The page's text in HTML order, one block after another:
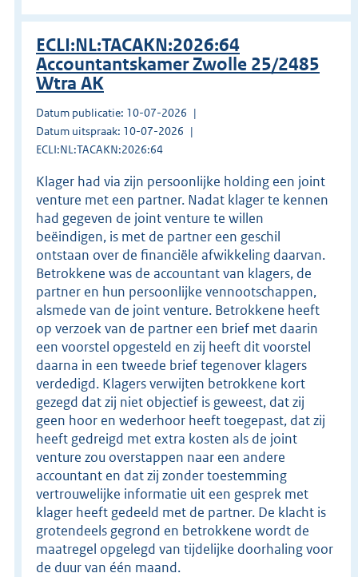
ECLI:NL:TACAKN:2026:64
Accountantskamer Zwolle 25/2485
Wtra AK
Datum publicatie: 10-07-2026
Datum uitspraak: 10-07-2026
ECLI:NL:TACAKN:2026:64
Klager had via zijn persoonlijke holding een joint
venture met een partner. Nadat klager te kennen
had gegeven de joint venture te willen
beëindigen, is met de partner een geschil
ontstaan over de financiële afwikkeling daarvan.
Betrokkene was de accountant van klagers, de
partner en hun persoonlijke vennootschappen,
alsmede van de joint venture. Betrokkene heeft
op verzoek van de partner een brief met daarin
een voorstel opgesteld en zij heeft dit voorstel
daarna in een tweede brief tegenover klagers
verdedigd. Klagers verwijten betrokkene kort
gezegd dat zij niet objectief is geweest, dat zij
geen hoor en wederhoor heeft toegepast, dat zij
heeft gedreigd met extra kosten als de joint
venture zou overstappen naar een andere
accountant en dat zij zonder toestemming
vertrouwelijke informatie uit een gesprek met
klager heeft gedeeld met de partner. De klacht is
grotendeels gegrond en betrokkene wordt de
maatregel opgelegd van tijdelijke doorhaling voor
de duur van één maand.